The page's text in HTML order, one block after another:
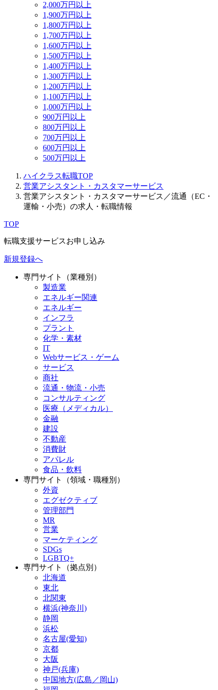
2,000万円以上
1,900万円以上
1,800万円以上
1,700万円以上
1,600万円以上
1,500万円以上
1,400万円以上
1,300万円以上
1,200万円以上
1,100万円以上
1,000万円以上
900万円以上
800万円以上
700万円以上
600万円以上
500万円以上
ハイクラス転職TOP
営業アシスタント・カスタマーサービス
営業アシスタント・カスタマーサービス／流通（EC・
運輸・小売）の求人・転職情報
TOP
転職支援サービスお申し込み
新規登録へ
専門サイト（業種別）
製造業
エネルギー関連
エネルギー
インフラ
プラント
化学・素材
IT
Webサービス・ゲーム
サービス
商社
流通・物流・小売
コンサルティング
医療（メディカル）
金融
建設
不動産
消費財
アパレル
食品・飲料
専門サイト（領域・職種別）
外資
エグゼクティブ
管理部門
MR
営業
マーケティング
SDGs
LGBTQ+
専門サイト（拠点別）
北海道
東北
北関東
横浜(神奈川)
静岡
浜松
名古屋(愛知)
京都
大阪
神戸(兵庫)
中国地方(広島／岡山)